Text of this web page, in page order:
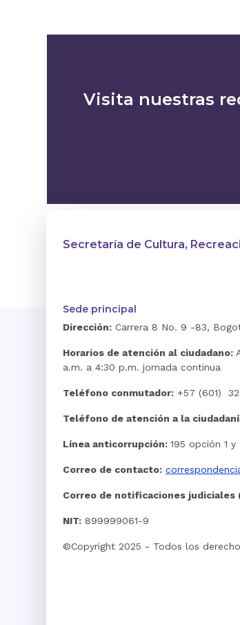
Visita nuestras
Secretaría de Cultura,
Sede principal
Dirección: Carrera 8 No. 9 -83,
Horarios de atención al ciudadano:
a.m. a 4:30 p.m. jornada continua
Teléfono conmutador: +57 (601)
Teléfono de atención a la
Línea anticorrupción:195 opción 1
Correo de contacto:
Correo de notificaciones judiciales
NIT: 899999061-9
©Copyright 2025 - Todos los